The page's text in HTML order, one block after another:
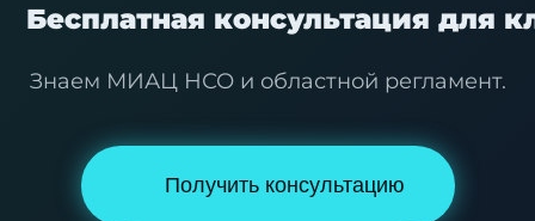
Бесплатная консультация для
Знаем МИАЦ НСО и областной регламент.
Получить консультацию
Отправить заявку